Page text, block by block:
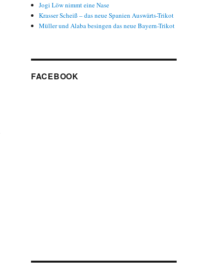
Jogi Löw nimmt eine Nase
Krasser Scheiß – das neue Spanien Auswärts-Trikot
Müller und Alaba besingen das neue Bayern-Trikot
FACEBOOK